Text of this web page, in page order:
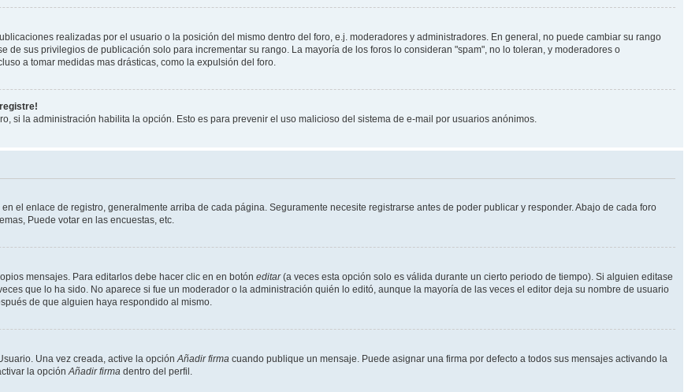
realizadas por el usuario o la posición del mismo dentro del foro, e.j. moderadores y administradores. En general, no puede cambiar su rango
de sus privilegios de publicación solo para incrementar su rango. La mayoría de los foros lo consideran "spam", no lo toleran, y moderadores o
a tomar medidas mas drásticas, como la expulsión del foro.
si la administración habilita la opción. Esto es para prevenir el uso malicioso del sistema de e-mail por usuarios anónimos.
el enlace de registro, generalmente arriba de cada página. Seguramente necesite registrarse antes de poder publicar y responder. Abajo de cada foro
Puede votar en las encuestas, etc.
mensajes. Para editarlos debe hacer clic en en botón editar(a veces esta opción solo es válida durante un cierto periodo de tiempo). Si alguien editase
que lo ha sido. No aparece si fue un moderador o la administración quién lo editó, aunque la mayoría de las veces el editor deja su nombre de usuario
de que alguien haya respondido al mismo.
Una vez creada, active la opción Añadir firma cuando publique un mensaje. Puede asignar una firma por defecto a todos sus mensajes activando la
la opción Añadir firma dentro del perfil.